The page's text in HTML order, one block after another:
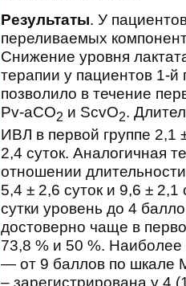
Результаты. У
переливаемых
Снижение уровня
терапии у пациентов 1-
позволило в течение
Pv-aCO2 и ScvO2.
ИВЛ в первой группе 2,1
2,4 суток. Аналогичная
отношении
5,4 ± 2,6 суток и 9,6 ± 2,1
сутки уровень до 4
достоверно чаще в
73,8 % и 50 %.
— от 9 баллов по шкале